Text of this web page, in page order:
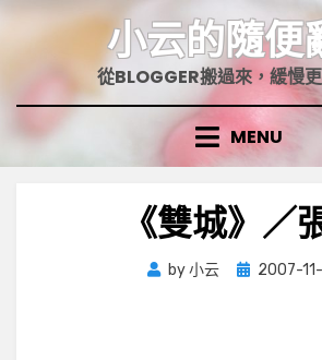
小云的隨便
從BLOGGER搬過來，緩慢
MENU
《雙城》／
by小云
Posted
2007-